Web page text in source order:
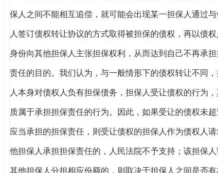
保人之间不能相互追偿，就可能会出现某一担保人通过
人签订债权转让协议的方式取得被担保的债权，再以债
身份向其他担保人主张担保权利，从而达到自己不再承
责任的目的。我们认为，与一般情形下的债权转让不同
人本身对债权人负有担保债务，担保人受让债权的行为
质属于承担担保责任的行为。因此，如果受让的债权未
应当承担的担保责任，则受让债权的担保人作为债权人
他担保人承担担保责任的，人民法院不予支持；该担保
其他担保人分担相应份额的，则取决于担保人之间是否